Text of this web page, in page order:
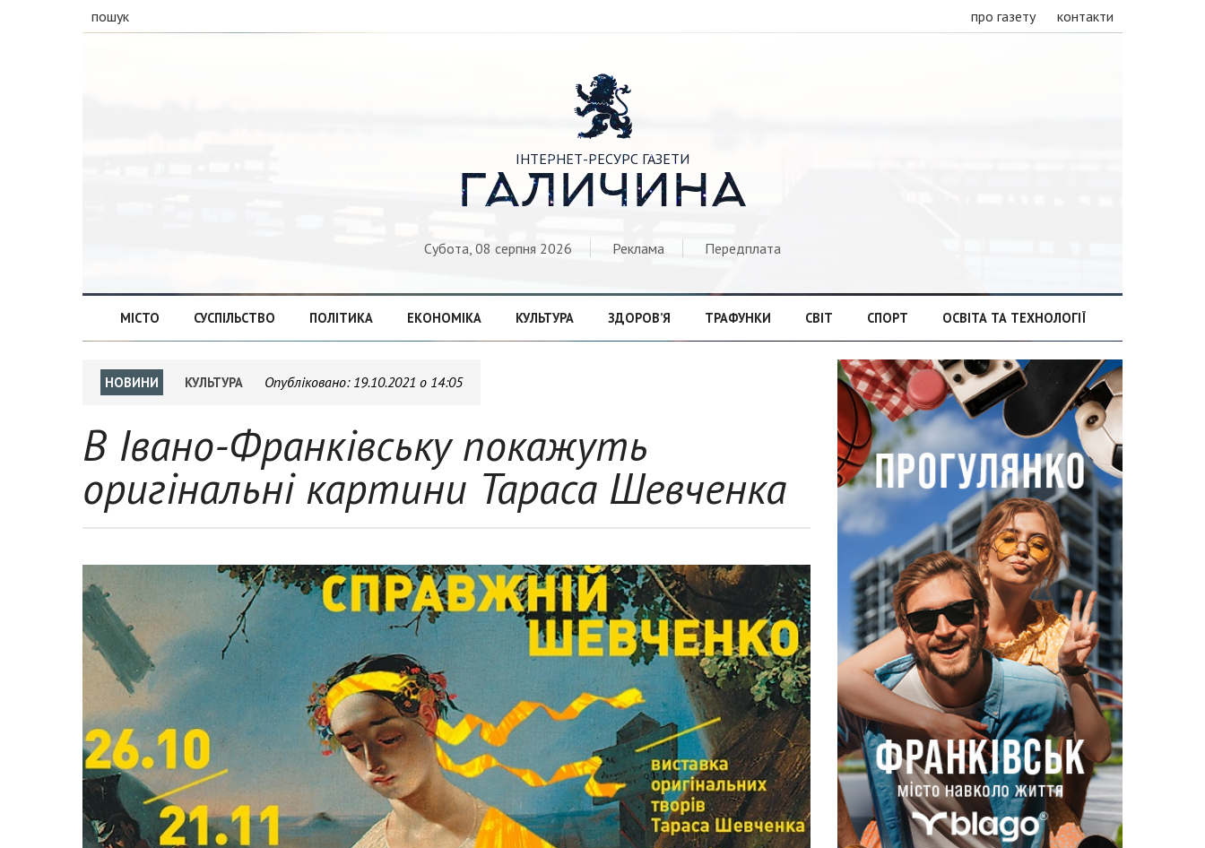
пошук про газету контакти

ІНТЕРНЕТ-РЕСУРС ГАЗЕТИ
ГАЛИЧИНА
Субота, 08 серпня 2026 Реклама Передплата
МІСТО СУСПІЛЬСТВО ПОЛІТИКА ЕКОНОМІКА КУЛЬТУРА ЗДОРОВ’Я ТРАФУНКИ СВІТ СПОРТ ОСВІТА ТА ТЕХНОЛОГІЇ
НОВИНИ КУЛЬТУРА Опубліковано: 19.10.2021 о 14:05
В Івано-Франківську покажуть
оригінальні картини Тараса Шевченка